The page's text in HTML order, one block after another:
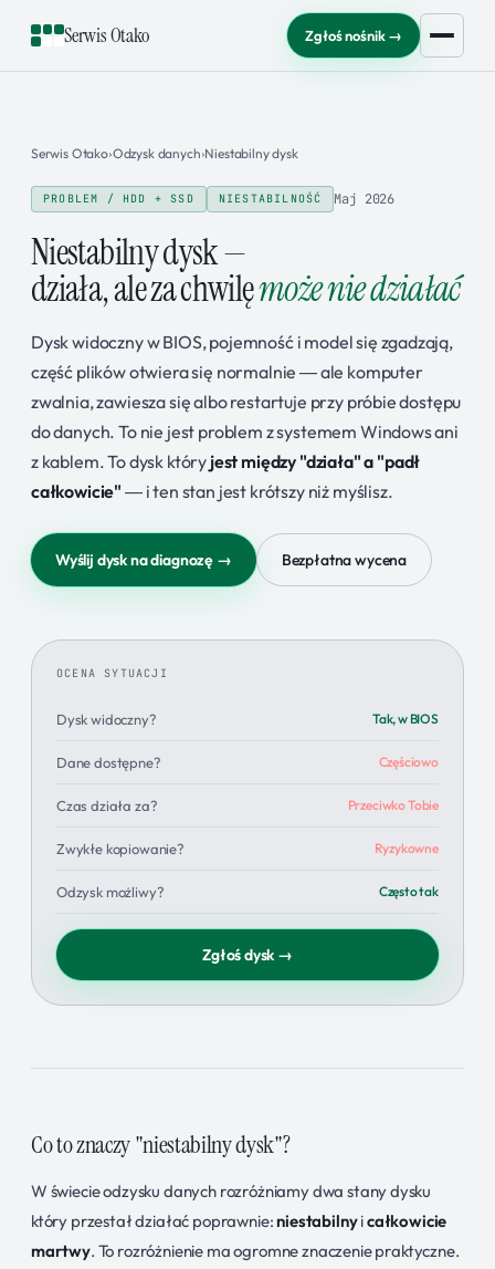
Serwis Otako Zgłoś nośnik →
Serwis Otako›Odzysk danych›Niestabilny dysk
PROBLEM / HDD + SSD NIESTABILNOŚĆ Maj 2026
Niestabilny dysk —
działa, ale za chwilęmoże nie działać
Dysk widoczny w BIOS, pojemność i model się zgadzają,
część plików otwiera się normalnie — ale komputer
zwalnia, zawiesza się albo restartuje przy próbie dostępu
do danych. To nie jest problem z systemem Windows ani
z kablem. To dysk który jest między "działa" a "padł
całkowicie" — i ten stan jest krótszy niż myślisz.
Wyślij dysk na diagnozę → Bezpłatna wycena
OCENA SYTUACJI
Dysk widoczny? Tak, w BIOS
Dane dostępne? Częściowo
Czas działa za? Przeciwko Tobie
Zwykłe kopiowanie? Ryzykowne
Odzysk możliwy? Często tak
Zgłoś dysk →
Co to znaczy "niestabilny dysk"?
W świecie odzysku danych rozróżniamy dwa stany dysku
który przestał działać poprawnie:niestabilnyicałkowicie
martwy. To rozróżnienie ma ogromne znaczenie praktyczne.